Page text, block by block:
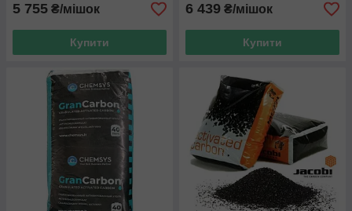
5 755 ₴/мішок
Купити
6 439 ₴/мішок
Купити